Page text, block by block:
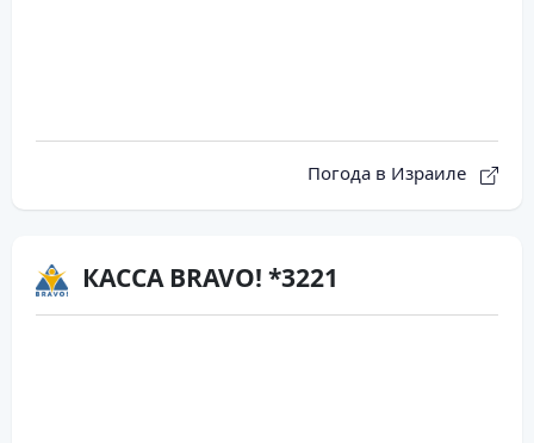
Погода в Израиле
КАССА BRAVO! *3221